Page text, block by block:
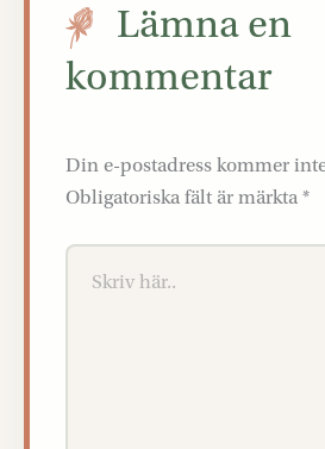
Lämna en
kommentar
Din e-postadress kommer
Obligatoriska fält är märkta *
här..